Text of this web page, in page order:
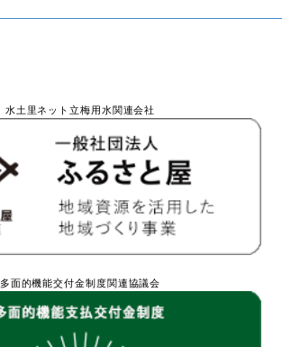
水土里ネット立梅用水関連会社
多面的機能交付金制度関連協議会